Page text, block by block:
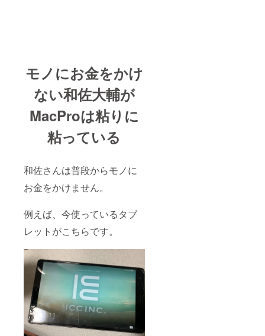
モノにお金をかけ
ない和佐大輔が
MacProは粘りに
粘っている
和佐さんは普段からモノに
お金をかけません。
例えば、今使っているタブ
レットがこちらです。